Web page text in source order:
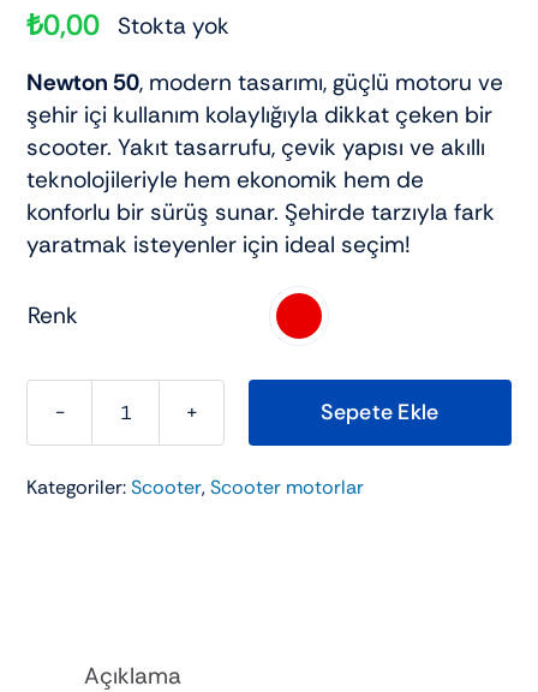
₺0,00
Stokta yok
Newton 50, modern tasarımı, güçlü motoru ve
şehir içi kullanım kolaylığıyla dikkat çeken bir
scooter. Yakıt tasarrufu, çevik yapısı ve akıllı
teknolojileriyle hem ekonomik hem de
konforlu bir sürüş sunar. Şehirde tarzıyla fark
yaratmak isteyenler için ideal seçim!
Renk
KUBA
50
Sepete Ekle
Kategoriler:Scooter,Scooter motorlar
Açıklama